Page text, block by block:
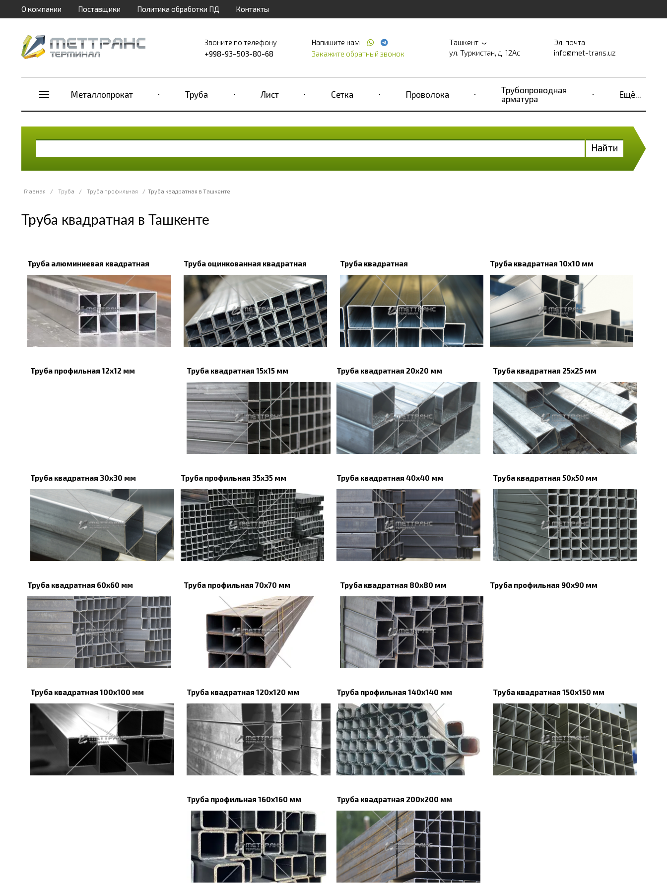
О компании Поставщики Политика обработки ПД Контакты
Звоните по телефону
+998-93-503-80-68
Напишите нам
Закажите обратный звонок
Ташкент
ул. Туркистан, д. 12Ас
Эл. почта
info@met-trans.uz
Металлопрокат Труба Лист Сетка Проволока
Трубопроводная
арматура
Ещё...
Найти
Главная / Труба / Труба профильная / Труба квадратная в Ташкенте
Труба квадратная в Ташкенте
Труба алюминиевая квадратная Труба оцинкованная квадратная Труба квадратная Труба квадратная 10х10 мм
Труба профильная 12х12 мм Труба квадратная 15х15 мм Труба квадратная 20х20 мм Труба квадратная 25х25 мм
Труба квадратная 30х30 мм Труба профильная 35х35 мм Труба квадратная 40х40 мм Труба квадратная 50х50 мм
Труба квадратная 60х60 мм Труба профильная 70х70 мм Труба квадратная 80х80 мм Труба профильная 90х90 мм
Труба квадратная 100х100 мм Труба квадратная 120х120 мм Труба профильная 140х140 мм Труба квадратная 150х150 мм
Труба профильная 160х160 мм Труба квадратная 200х200 мм